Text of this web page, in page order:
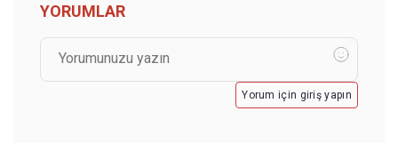
YORUMLAR
Yorum için giriş yapın